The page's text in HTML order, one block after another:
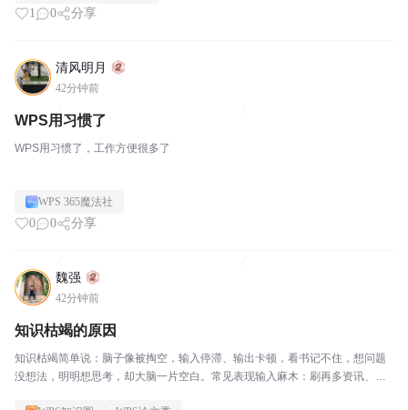
1 0 分享
清风明月
42分钟前
WPS用习惯了
WPS用习惯了，工作方便很多了
WPS 365魔法社
0 0 分享
魏强
42分钟前
知识枯竭的原因
知识枯竭简单说：脑子像被掏空，输入停滞、输出卡顿，看书记不住，想问题
没想法，明明想思考，却大脑一片空白。常见表现输入麻木：刷再多资讯、看